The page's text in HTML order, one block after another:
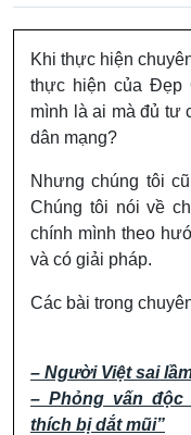
Khi thực hiện
thực hiện của Đẹp
mình là ai mà đủ tư
dân mạng?
Nhưng chúng tôi
Chúng tôi nói về
chính mình theo
và có giải pháp.
Các bài trong
– Người Việt sai
– Phỏng vấn độc
thích bị dắt mũi”